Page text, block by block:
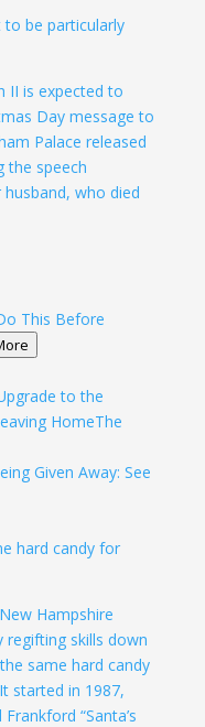
to be particularly
II is expected to
Day message to
Palace released
the speech
who died
This Before
to the
HomeThe
Given Away: See
hard candy for
Hampshire
skills down
same hard candy
started in 1987,
“Santa’s